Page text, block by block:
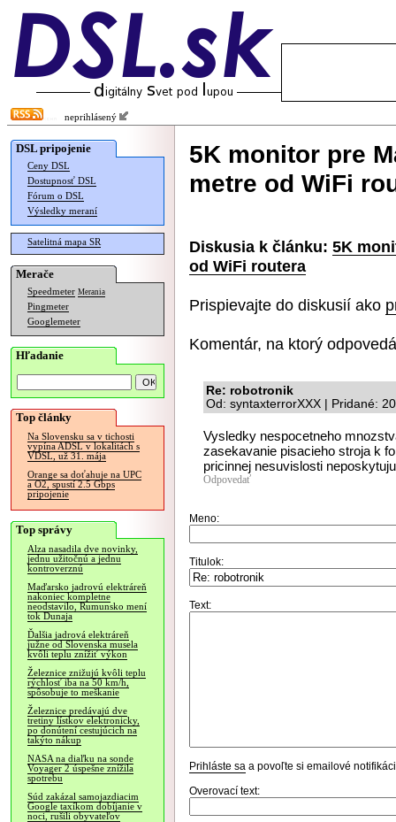
neprihlásený
DSL pripojenie
Ceny DSL
Dostupnosť DSL
Fórum o DSL
Výsledky meraní
Satelitná mapa SR
Merače
Speedmeter Merania
Pingmeter
Googlemeter
Hľadanie
Top články
Na Slovensku sa v tichosti
vypína ADSL v lokalitách s
VDSL, už 31. mája
Orange sa doťahuje na UPC
a O2, spustí 2.5 Gbps
pripojenie
Top správy
Alza nasadila dve novinky,
jednu užitočnú a jednu
kontroverznú
Maďarsko jadrovú elektráreň
nakoniec kompletne
neodstavilo, Rumunsko mení
tok Dunaja
Ďalšia jadrová elektráreň
južne od Slovenska musela
kvôli teplu znížiť výkon
Železnice znižujú kvôli teplu
rýchlosť iba na 50 km/h,
spôsobuje to meškanie
Železnice predávajú dve
tretiny lístkov elektronicky,
po donútení cestujúcich na
takýto nákup
NASA na diaľku na sonde
Voyager 2 úspešne znížila
spotrebu
Súd zakázal samojazdiacim
Google taxíkom dobíjanie v
noci, rušili obyvateľov
5K monitor pre
metre od WiFi
Diskusia k článku: 5K
od WiFi routera
Prispievajte do diskusií ako
Komentár, na ktorý
Re: robotronik
Od: syntaxterrorXXX | Pridané:
Vysledky nespocetneho
zasekavanie pisacieho stroja k
pricinnej nesuvislosti
Odpovedať
Meno:
Titulok:
Text:
Prihláste sa a povoľte si emailové
Overovací text: